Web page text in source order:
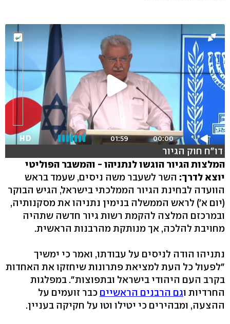
00:00
01:59
HD
דו"ח חוק הגיור
המלצות הגיור הוגשו לנתניהו - והמשבר הפוליטי
יוצא לדרך: השר לשעבר משה ניסים, שעמד בראש
הוועדה לבחינת הגיור הממלכתי בישראל, הגיש הבוקר
(יום א') לראש הממשלה בנימין נתניהו את מסקנותיה,
ובמרכזם המלצה להקמת רשות גיור חדשה שתהיה
מחויבת להלכה, אך מנותקת מהרבנות הראשית.
נתניהו הודה לניסים על עבודתו, ואמר כי ימשיך
"לפעול כל העת למציאת פתרונות שיחזקו את האחדות
בקרב העם היהודי בישראל ובתפוצות". במפלגות
החרדיות וגם הרבנים הראשיים כבר זועמים על
ההצעה, ומבהירים כי יטילו וטו על חקיקה בעניין.